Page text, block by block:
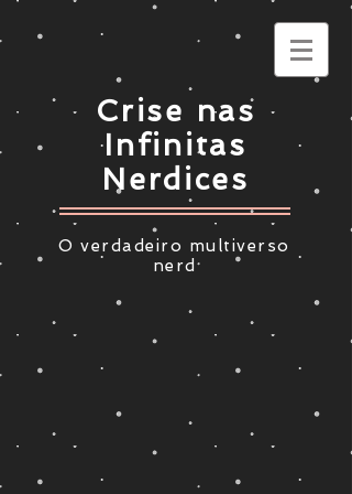
Crise nas
Infinitas
Nerdices
O verdadeiro multiverso
nerd